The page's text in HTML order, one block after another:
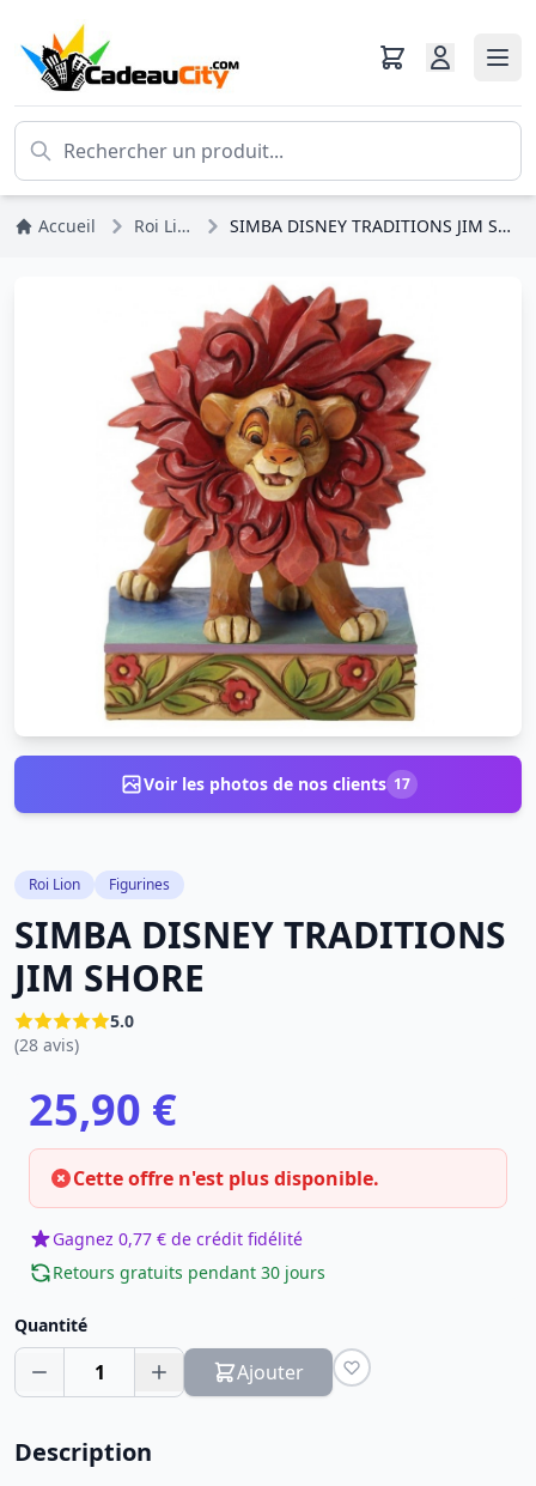
Accueil Roi Lion SIMBA DISNEY TRADITIONS JIM SHORE
Voir les photos de nos clients 17
Roi Lion Figurines
SIMBA DISNEY TRADITIONS
JIM SHORE
5.0
(28 avis)
25,90 €
Cette offre n'est plus disponible.
Gagnez 0,77 € de crédit fidélité
Retours gratuits pendant 30 jours
Quantité
1 Ajouter
Description